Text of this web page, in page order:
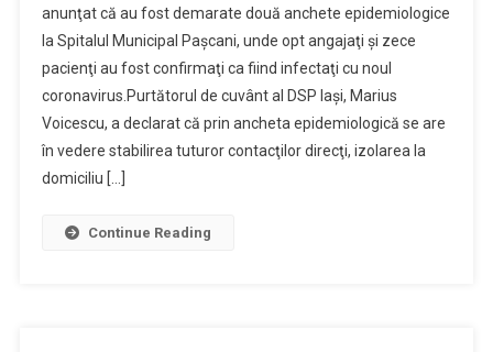
anunţat că au fost demarate două anchete epidemiologice
la Spitalul Municipal Paşcani, unde opt angajaţi şi zece
pacienţi au fost confirmaţi ca fiind infectaţi cu noul
coronavirus.Purtătorul de cuvânt al DSP Iaşi, Marius
Voicescu, a declarat că prin ancheta epidemiologică se are
în vedere stabilirea tuturor contacţilor direcţi, izolarea la
domiciliu […]
Continue Reading